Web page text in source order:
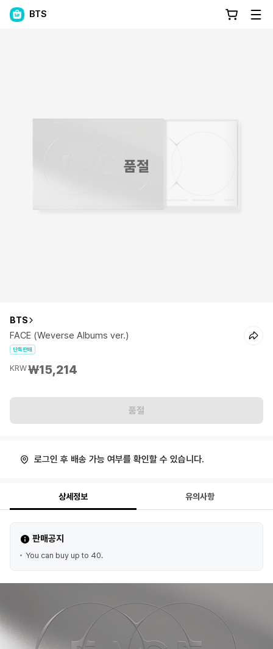
BTS
품절
BTS
FACE (Weverse Albums ver.)
단독판매
KRW₩15,214
품절
로그인 후 배송 가능 여부를 확인할 수 있습니다.
상세정보 유의사항
판매공지
You can buy up to 40.